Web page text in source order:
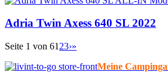
Adria Twin Axess 640 SL 2022
Seite 1 von 61 23›»
Meine